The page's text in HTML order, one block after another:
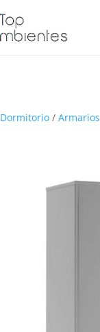
Dormitorio /Armarios